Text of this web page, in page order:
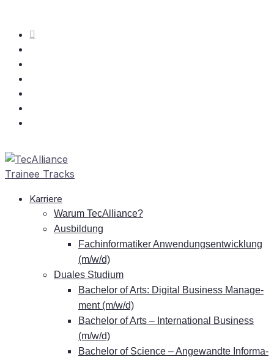
Kar­rie­re
War­um TecAlliance?
Aus­bil­dung
Fach­in­for­ma­ti­ker An­wen­dungs­ent­wick­lung
(m/w/d)
Dua­les Studium
Ba­che­lor of Arts: Di­gi­tal Busi­ness Ma­nage­
ment (m/w/d)
Ba­che­lor of Arts – In­ter­na­tio­nal Busi­ness
(m/w/d)
Ba­che­lor of Sci­ence – An­ge­wand­te In­for­ma­